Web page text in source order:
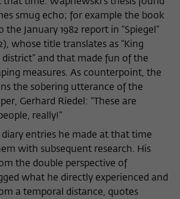
smug echo; for example the book
January 1982 report in “Spiegel”
whose title translates as “King
and that made fun of the
measures. As counterpoint, the
the sobering utterance of the
Gerhard Riedel: “These are
really!”
diary entries he made at that time
with subsequent research. His
the double perspective of
what he directly experienced and
a temporal distance, quotes
Wissenschaftskolleg zu Berlin
Dauer
Cookie dient zur Identifizierung
Session-ID bei der Anmeldung am
internen Bereich der Webseite des
Wissenschaftskollegs.
Monate
Dieses Cookie dient dazu, den/die
über eine Besucher-ID
_pk_ref
Informationen anzeigen
unserer Webseite externe Inhalte, um
anzubieten. Diese externen
der Video-Plattform Vimeo, Inhalte des
Bluesky und Karten der
(OSMF). Wenn Sie der
Inhalte zustimmen, verwendet Vimeo
des Browsers, um Informationen über
zu speichern (z.B. Häufigkeit des
Abspielzeit, etc). Außerdem willigen Sie
zu den externen Diensten ggf. in